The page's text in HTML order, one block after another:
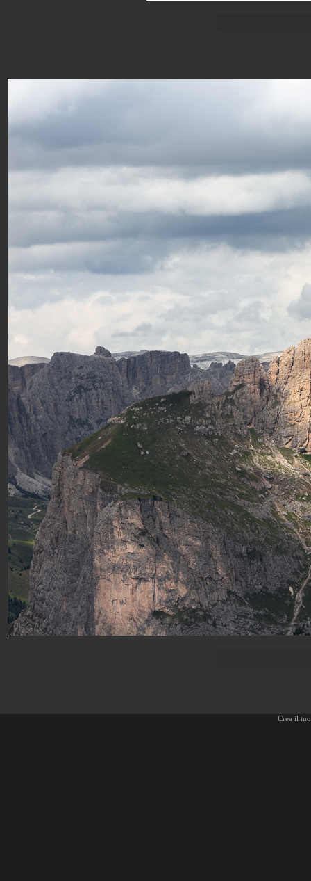
Crea il